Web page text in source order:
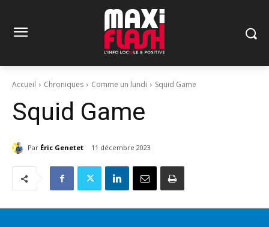
Accueil Chroniques Comme un lundi Squid Game
Squid Game
Par Éric Genetet 11 décembre 2023